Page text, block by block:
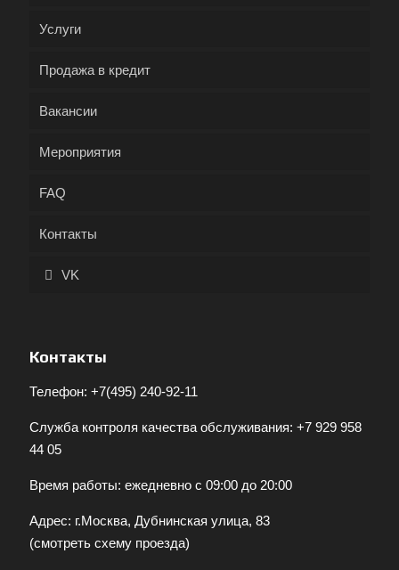
Услуги
Продажа в кредит
Вакансии
Мероприятия
FAQ
Контакты
VK
Контакты
Телефон: +7(495) 240-92-11
Служба контроля качества обслуживания: +7 929 958
44 05
Время работы: ежедневно с 09:00 до 20:00
Адрес: г.Москва, Дубнинская улица, 83
(смотреть схему проезда)